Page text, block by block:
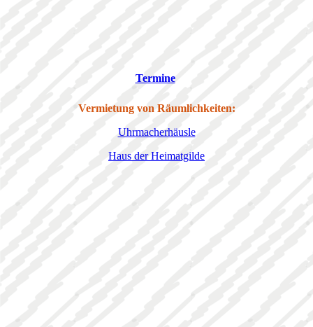
Termine
Vermietung von Räumlichkeiten:
Uhrmacherhäusle
Haus der Heimatgilde